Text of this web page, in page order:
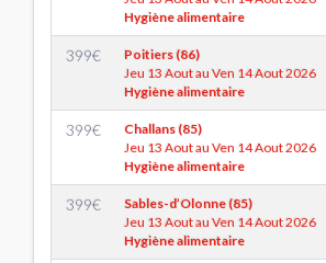
Hygiène alimentaire
399€
Poitiers (86)
Jeu 13 Aout au Ven 14 Aout 2026
Hygiène alimentaire
399€
Challans (85)
Jeu 13 Aout au Ven 14 Aout 2026
Hygiène alimentaire
399€
Sables-d’Olonne (85)
Jeu 13 Aout au Ven 14 Aout 2026
Hygiène alimentaire